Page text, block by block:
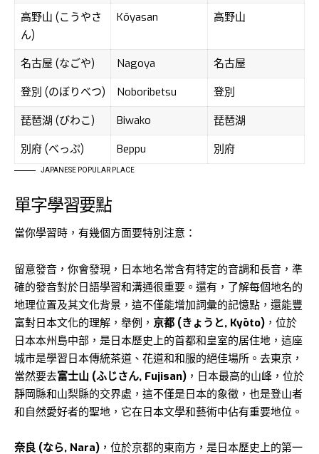
高野山 (こうやさ
ん)
Kōyasan 高野山
名古屋 (なごや) Nagoya
名古屋
登別 (のぼりべつ)
Noboribetsu
登別
琵琶湖 (びわこ)
Biwako
琵琶湖
別府 (べっぷ)
Beppu 別府
JAPANESE POPULAR PLACE
單字學習要點
當你學習時，有幾個方面要特別注意：
留意發音，你會發現，日本地名常含有特定的音調和長音，準
確的發音對於日語學習和溝通很重要。還有，了解每個地名的
地理位置及其文化背景，這不僅能增加詞彙的記憶點，還能豐
富對日本文化的理解，舉例， 京都 (きょうと, Kyōto) ，位於
日本本州島中部，是日本歷史上的首都和皇室的居住地，這座
城市是學習日本傳統茶道、花道和和服的絕佳場所。去東京，
當然要去富士山 (ふじさん, Fujisan) ，日本最高的山峰，位於
靜岡縣和山梨縣的交界處，這不僅是日本的象徵，也是登山者
和自然愛好者的聖地，它在日本文學和藝術中佔有重要地位。
奈良 (なら, Nara) ，位於京都的東南方，是日本歷史上的第一